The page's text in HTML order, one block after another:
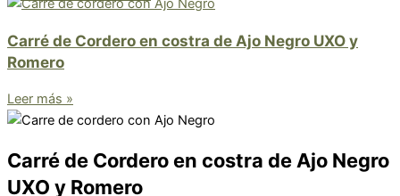
Carré de Cordero en costra de Ajo Negro UXO y
Romero
Leer más »
Carré de Cordero en costra de Ajo Negro
UXO y Romero